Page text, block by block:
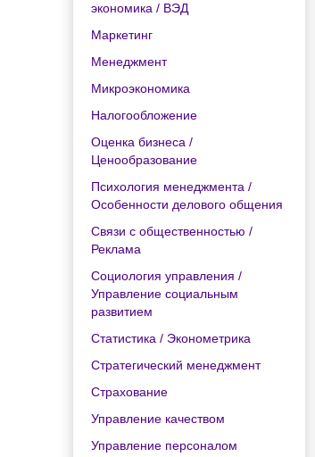
экономика / ВЭД
Маркетинг
Менеджмент
Микроэкономика
Налогообложение
Оценка бизнеса /
Ценообразование
Психология менеджмента /
Особенности делового общения
Связи с общественностью /
Реклама
Социология управления /
Управление социальным
развитием
Статистика / Эконометрика
Стратегический менеджмент
Страхование
Управление качеством
Управление персоналом